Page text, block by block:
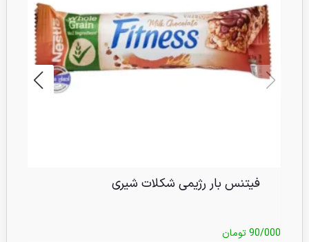
فیتنس بار رژیمی شکلات شیری
90/000تومان